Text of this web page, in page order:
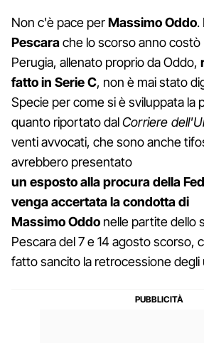
Non c'è pace perMassimo Oddo.
Pescarache lo scorso anno costò
Perugia, allenato proprio da Oddo,
fatto in Serie C, non è mai stato
Specie per come si è sviluppata la
quanto riportato dalCorriere
venti avvocati, che sono anche
avrebbero presentato
un esposto alla procura della
venga accertata la condotta di
Massimo Oddo nelle partite dello
Pescara del 7 e 14 agosto scorso,
fatto sancito la retrocessione degli